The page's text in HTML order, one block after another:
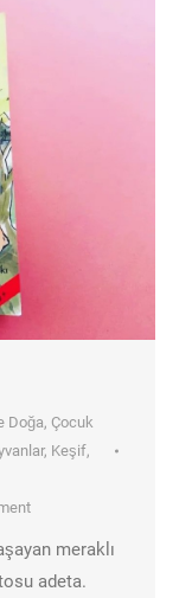
Doğa, Çocuk
, Keşif,
meraklı
adeta.